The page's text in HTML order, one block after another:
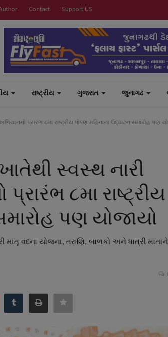
Contact Support US
રાષ્ટ્રીય ગુજરાત જુનાગઢ
પ્રારંભ ૮મા રાષ્ટ્રીય પોષણ મહિનાના ઉદ્ઘાટન સમારોહ પણ
સ્વસ્થ નારી
૮મા રાષ્ટ્રીય
પણ યોજાયો
માતૃ વંદના યોજના, તરુણિ, બાળકો અને ધાત્રી માતાને